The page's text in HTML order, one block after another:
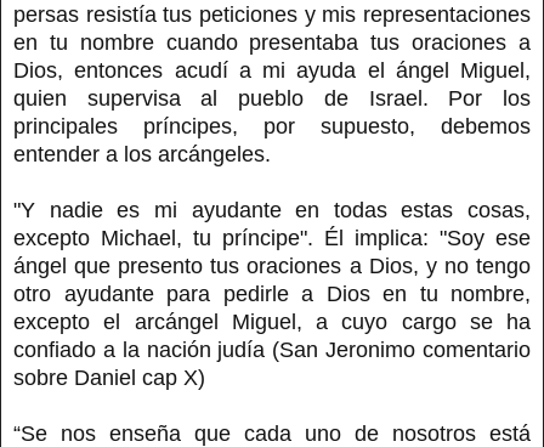
persas resistía tus peticiones y mis representaciones
en tu nombre cuando presentaba tus oraciones a
Dios, entonces acudí a mi ayuda el ángel Miguel,
quien supervisa al pueblo de Israel. Por los
principales príncipes, por supuesto, debemos
entender a los arcángeles.
"Y nadie es mi ayudante en todas estas cosas,
excepto Michael, tu príncipe". Él implica: "Soy ese
ángel que presento tus oraciones a Dios, y no tengo
otro ayudante para pedirle a Dios en tu nombre,
excepto el arcángel Miguel, a cuyo cargo se ha
confiado a la nación judía (San Jeronimo comentario
sobre Daniel cap X)
“Se nos enseña que cada uno de nosotros está